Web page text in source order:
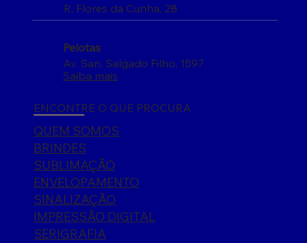
R. Flores da Cunha, 28
Pelotas
Av. San. Salgado Filho, 1597
Saiba mais
ENCONTRE O QUE PROCURA
QUEM SOMOS
BRINDES
SUBLIMAÇÃO
ENVELOPAMENTO
SINALIZAÇÃO
IMPRESSÃO DIGITAL
SERIGRAFIA